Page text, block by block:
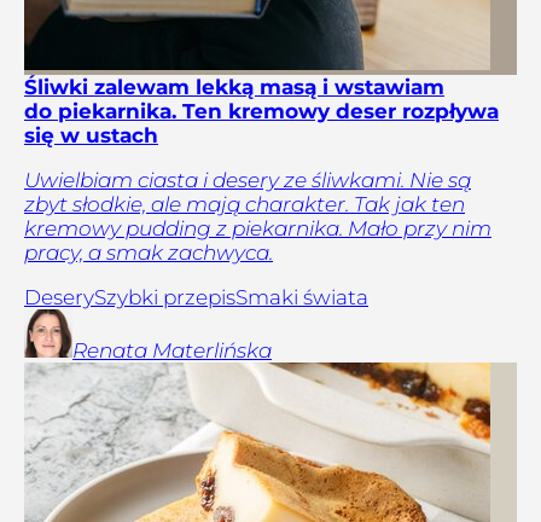
Śliwki zalewam lekką masą i wstawiam
do piekarnika. Ten kremowy deser rozpływa
się w ustach
Uwielbiam ciasta i desery ze śliwkami. Nie są
zbyt słodkie, ale mają charakter. Tak jak ten
kremowy pudding z piekarnika. Mało przy nim
pracy, a smak zachwyca.
DeserySzybki przepisSmaki świata
Renata Materlińska